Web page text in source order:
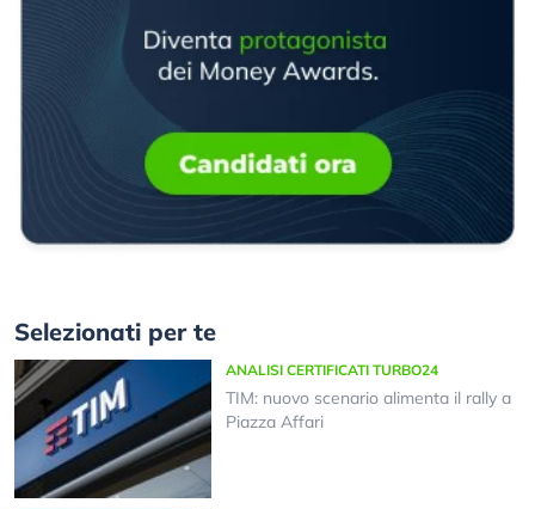
Selezionati per te
ANALISI CERTIFICATI TURBO24
TIM: nuovo scenario alimenta il rally a
Piazza Affari